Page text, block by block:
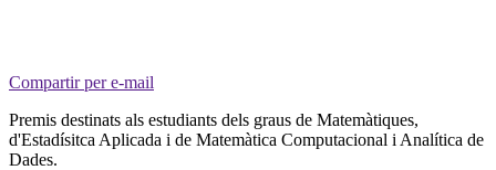
Compartir per e-mail
Premis destinats als estudiants dels graus de Matemàtiques,
d'Estadísitca Aplicada i de Matemàtica Computacional i Analítica de
Dades.